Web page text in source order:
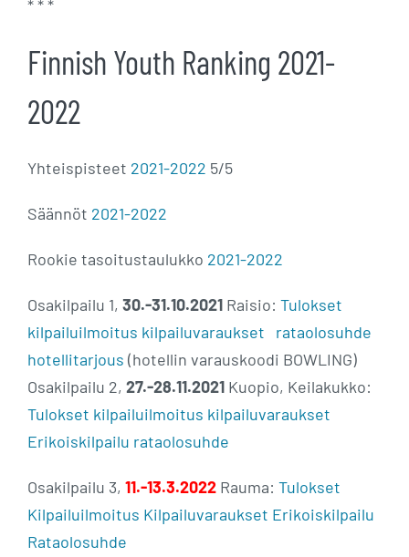
* * *
Finnish Youth Ranking 2021-
2022
Yhteispisteet 2021-2022 5/5
Säännöt 2021-2022
Rookie tasoitustaulukko 2021-2022
Osakilpailu 1, 30.-31.10.2021Raisio: Tulokset
kilpailuilmoitus kilpailuvaraukset
rataolosuhde
hotellitarjous (hotellin varauskoodi BOWLING)
Osakilpailu 2, 27.-28.11.2021 Kuopio, Keilakukko:
Tulokset kilpailuilmoitus kilpailuvaraukset
Erikoiskilpailu rataolosuhde
Osakilpailu 3, 11.-13.3.2022 Rauma: Tulokset
Kilpailuilmoitus Kilpailuvaraukset Erikoiskilpailu
Rataolosuhde